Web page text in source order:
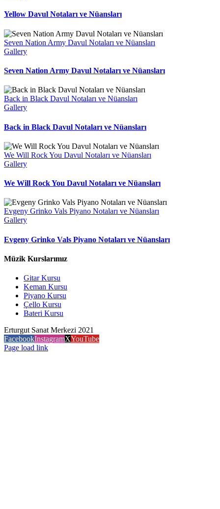
Yellow Davul Notaları ve Nüansları
Seven Nation Army Davul Notaları ve Nüansları
Gallery
Seven Nation Army Davul Notaları ve Nüansları
Back in Black Davul Notaları ve Nüansları
Gallery
Back in Black Davul Notaları ve Nüansları
We Will Rock You Davul Notaları ve Nüansları
Gallery
We Will Rock You Davul Notaları ve Nüansları
Evgeny Grinko Vals Piyano Notaları ve Nüansları
Gallery
Evgeny Grinko Vals Piyano Notaları ve Nüansları
Müzik Kurslarımız
Gitar Kursu
Keman Kursu
Piyano Kursu
Çello Kursu
Bateri Kursu
Erturgut Sanat Merkezi 2021
FacebookInstagramXYouTube
Page load link